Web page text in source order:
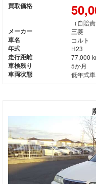
買取価格
（自賠
メーカー
三菱
車名
コルト
年式
H23
走行距離
77,000
車検残り
5か月
車両状態
低年式車